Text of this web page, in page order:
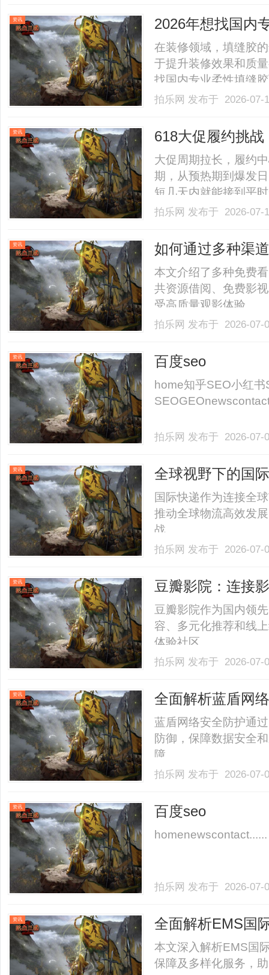
资讯
2026年想找国内
晓！
在装修领域，填缝胶
于提升装修效果和质
找国内专业柔性填缝
公司旗下的宝拓品牌
裂、脱胶黑缝、人造
拍乐网 发布于 2026-
资讯
618大促履约挑
仓”危机？
大促周期拉长，履约
期，从预热期到爆发
短几天内就能接到平
订单洪峰是对仓储调
不罕见，一旦调度失
拍乐网 发布于 2026-
资讯 如何通过多种渠
本文介绍了多种免费
共资源借阅、免费影
受高质量观影体验。
拍乐网 发布于 2026-
资讯 百度seo
home知乎SEO小红
拍乐网 发布于 2026-
资讯 全球视野下的国
国际快递作为连接全
推动全球物流高效发
战。......
拍乐网 发布于 2026-
资讯 豆瓣影院：连接
豆瓣影院作为国内领
容、多元化推荐和线
体验社区。......
拍乐网 发布于 2026-
资讯 全面解析蓝盾网
蓝盾网络安全防护通
防御，保障数据安全
障。......
拍乐网 发布于 2026-
资讯 百度seo
homenewscontact......
拍乐网 发布于 2026-
资讯 全面解析EMS国
本文深入解析EMS国
保障及多样化服务，